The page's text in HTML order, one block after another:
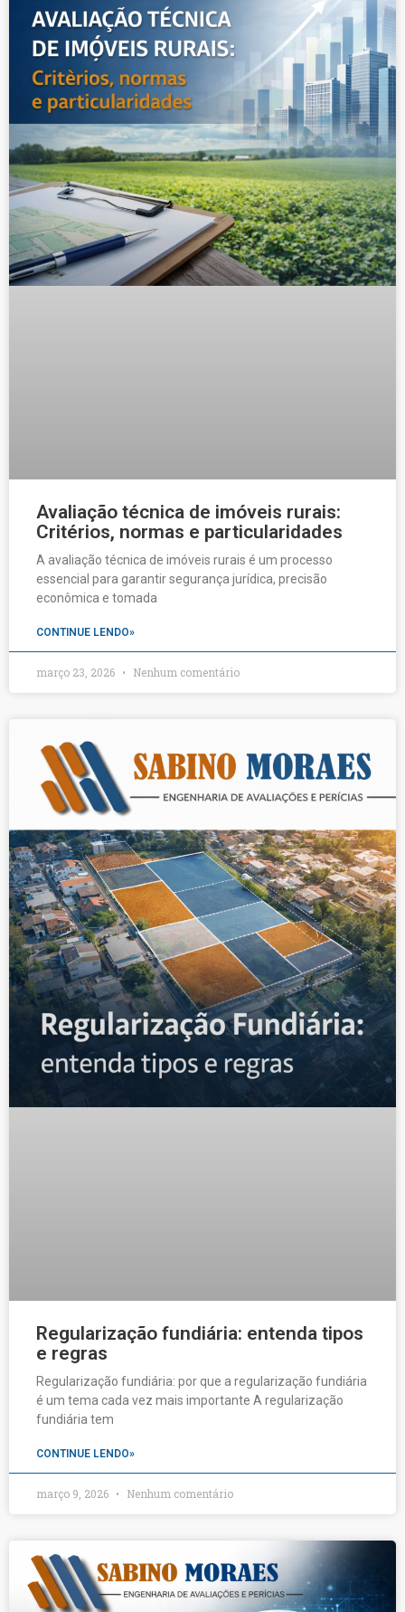
Avaliação técnica de imóveis rurais:
Critérios, normas e particularidades
A avaliação técnica de imóveis rurais é um processo
essencial para garantir segurança jurídica, precisão
econômica e tomada
CONTINUE LENDO»
março 23, 2026 Nenhum comentário
Regularização fundiária: entenda tipos
e regras
Regularização fundiária: por que a regularização fundiária
é um tema cada vez mais importante A regularização
fundiária tem
CONTINUE LENDO»
março 9, 2026 Nenhum comentário